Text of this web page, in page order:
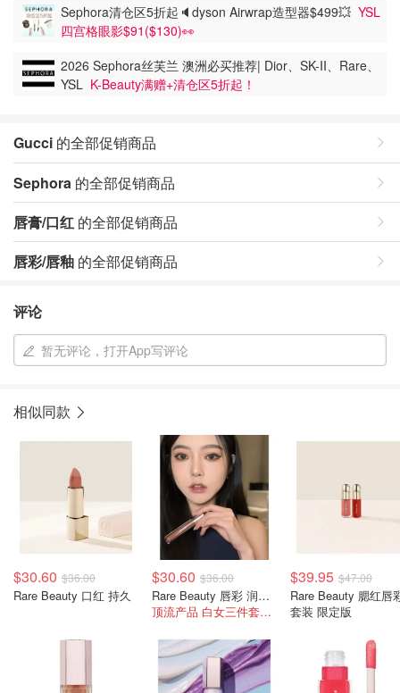
Sephora清仓区5折起🔈dyson Airwrap造型器$499💥 YSL
四宫格眼影$91($130)👀
2026 Sephora丝芙兰 澳洲必买推荐| Dior、SK-II、Rare、
YSL K-Beauty满赠+清仓区5折起！
Gucci 的全部促销商品
Sephora 的全部促销商品
唇膏/口红 的全部促销商品
唇彩/唇釉 的全部促销商品
评论
暂无评论，打开App写评论
相似同款
$30.60 $36.00
Rare Beauty 口红 持久
$30.60 $36.00
Rare Beauty 唇彩 润泽型
顶流产品 白女三件套之三
$39.95 $47.00
Rare Beauty 腮红唇
套装 限定版